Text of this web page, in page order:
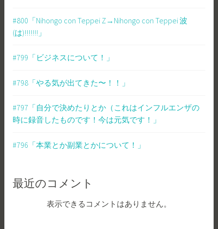
#800「Nihongo con Teppei Z→Nihongo con Teppei 波
(は)!!!!!!!」
#799「ビジネスについて！」
#798「やる気が出てきた〜！！」
#797「自分で決めたりとか（これはインフルエンザの
時に録音したものです！今は元気です！」
#796「本業とか副業とかについて！」
最近のコメント
表示できるコメントはありません。